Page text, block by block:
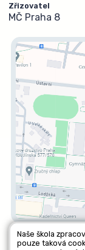
Zřizovatel
MČ Praha 8
Naše škola
pouze taková